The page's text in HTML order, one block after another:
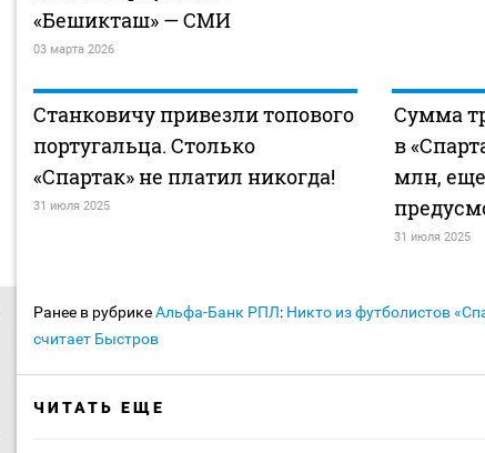
«Бешикташ» — СМИ
03 марта 2026
Станковичу привезли топового
португальца. Столько
«Спартак» не платил никогда!
31 июля 2025
Сумма
в
млн,
31 июля 2025
Ранее в рубрикеАльфа-Банк РПЛ: Никто из футболистов
считает Быстров
ЧИТАТЬ ЕЩЕ